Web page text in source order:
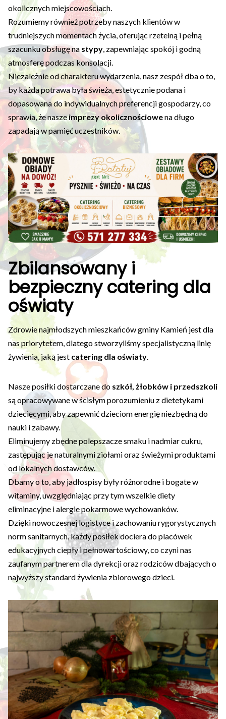
okolicznych miejscowościach.
Rozumiemy również potrzeby naszych klientów w
trudniejszych momentach życia, oferując rzetelną i pełną
szacunku obsługę na stypy, zapewniając spokój i godną
atmosferę podczas konsolacji.
Niezależnie od charakteru wydarzenia, nasz zespół dba o to,
by każda potrawa była świeża, estetycznie podana i
dopasowana do indywidualnych preferencji gospodarzy, co
sprawia, że naszeimprezy okolicznościowena długo
zapadają w pamięć uczestników.
Zbilansowany i
bezpieczny catering dla
oświaty
Zdrowie najmłodszych mieszkańców gminy Kamień jest dla
nas priorytetem, dlatego stworzyliśmy specjalistyczną linię
żywienia, jaką jest catering dla oświaty.
Nasze posiłki dostarczane do szkół, żłobków i przedszkoli
są opracowywane w ścisłym porozumieniu z dietetykami
dziecięcymi, aby zapewnić dzieciom energię niezbędną do
nauki i zabawy.
Eliminujemy zbędne polepszacze smaku i nadmiar cukru,
zastępując je naturalnymi ziołami oraz świeżymi produktami
od lokalnych dostawców.
Dbamy o to, aby jadłospisy były różnorodne i bogate w
witaminy, uwzględniając przy tym wszelkie diety
eliminacyjne i alergie pokarmowe wychowanków.
Dzięki nowoczesnej logistyce i zachowaniu rygorystycznych
norm sanitarnych, każdy posiłek dociera do placówek
edukacyjnych ciepły i pełnowartościowy, co czyni nas
zaufanym partnerem dla dyrekcji oraz rodziców dbających o
najwyższy standard żywienia zbiorowego dzieci.